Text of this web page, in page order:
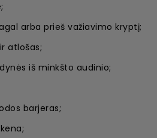
arba prieš važiavimo kryptį;
atlošas;
iš minkšto audinio;
barjeras;